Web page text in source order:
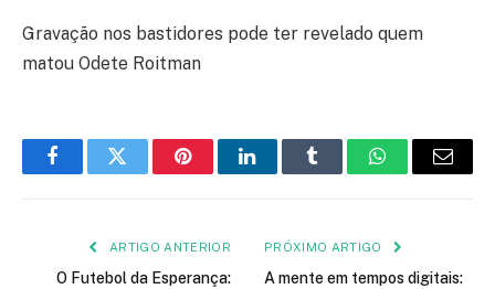
Gravação nos bastidores pode ter revelado quem
matou Odete Roitman
FacebookTwitter PinterestLinkedInTumblr WhatsApp
E-
ARTIGO ANTERIOR
O Futebol da Esperança:
PRÓXIMO ARTIGO
A mente em tempos digitais: